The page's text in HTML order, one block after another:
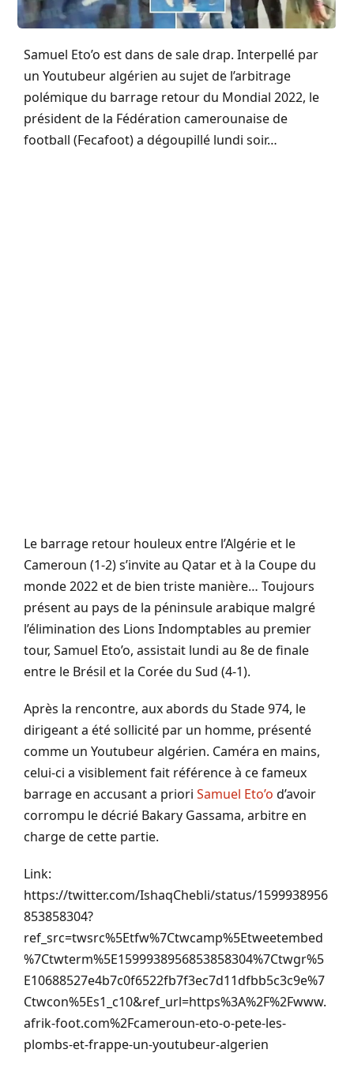
Samuel Eto’o est dans de sale drap. Interpellé par
un Youtubeur algérien au sujet de l’arbitrage
polémique du barrage retour du Mondial 2022, le
président de la Fédération camerounaise de
football (Fecafoot) a dégoupillé lundi soir…
Le barrage retour houleux entre l’Algérie et le
Cameroun (1-2) s’invite au Qatar et à la Coupe du
monde 2022 et de bien triste manière… Toujours
présent au pays de la péninsule arabique malgré
l’élimination des Lions Indomptables au premier
tour, Samuel Eto’o, assistait lundi au 8e de finale
entre le Brésil et la Corée du Sud (4-1).
Après la rencontre, aux abords du Stade 974, le
dirigeant a été sollicité par un homme, présenté
comme un Youtubeur algérien. Caméra en mains,
celui-ci a visiblement fait référence à ce fameux
barrage en accusant a priori Samuel Eto’o d’avoir
corrompu le décrié Bakary Gassama, arbitre en
charge de cette partie.
Link:
https://twitter.com/IshaqChebli/status/1599938956
853858304?
ref_src=twsrc%5Etfw%7Ctwcamp%5Etweetembed
%7Ctwterm%5E1599938956853858304%7Ctwgr%5
E10688527e4b7c0f6522fb7f3ec7d11dfbb5c3c9e%7
Ctwcon%5Es1_c10&ref_url=https%3A%2F%2Fwww.
afrik-foot.com%2Fcameroun-eto-o-pete-les-
plombs-et-frappe-un-youtubeur-algerien